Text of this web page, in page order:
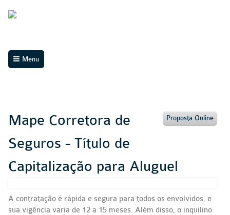
Menu
Proposta Online
Mape Corretora de
Seguros - Título de
Capitalização para Aluguel
A contratação é rápida e segura para todos os envolvidos, e
sua vigência varia de 12 a 15 meses. Além disso, o inquilino